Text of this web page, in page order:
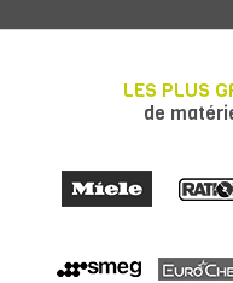
LES PLUS
de